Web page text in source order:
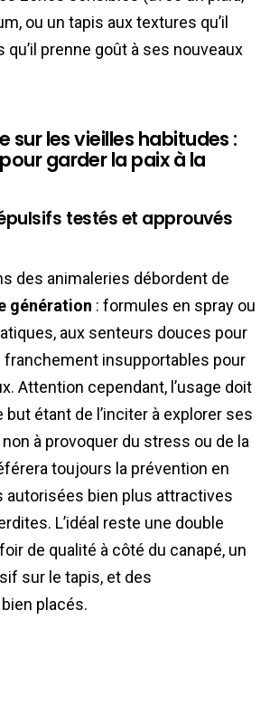
ou un tapis aux textures qu’il
prenne goût à ses nouveaux
sur les vieilles habitudes :
garder la paix à la
testés et approuvés
des animaleries débordent de
génération : formules en spray ou
aux senteurs douces pour
franchement insupportables pour
Attention cependant, l’usage doit
étant de l’inciter à explorer ses
à provoquer du stress ou de la
toujours la prévention en
autorisées bien plus attractives
L’idéal reste une double
de qualité à côté du canapé, un
sur le tapis, et des
placés.